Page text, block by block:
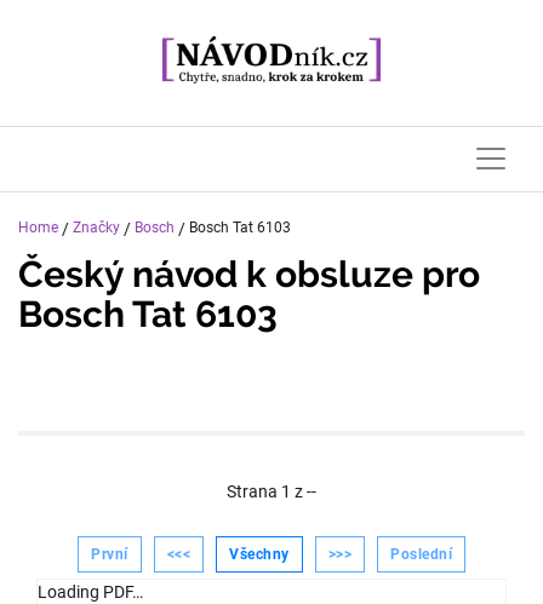
Home / Značky / Bosch / Bosch Tat 6103
Český návod k obsluze pro
Bosch Tat 6103
Strana 1 z--
První <<< Všechny >>> Poslední
Loading PDF…